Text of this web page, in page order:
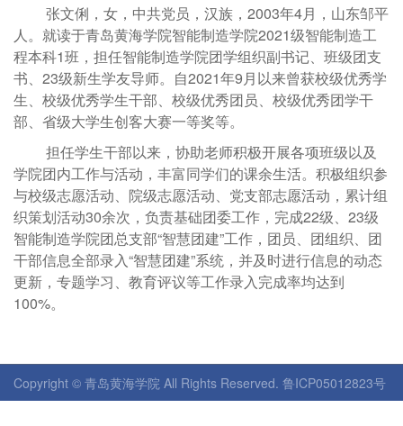
张文俐，女，中共党员，汉族，2003年4月，山东邹平
人。就读于青岛黄海学院智能制造学院2021级智能制造工
程本科1班，担任智能制造学院团学组织副书记、班级团支
书、23级新生学友导师。自2021年9月以来曾获校级优秀学
生、校级优秀学生干部、校级优秀团员、校级优秀团学干
部、省级大学生创客大赛一等奖等。
担任学生干部以来，协助老师积极开展各项班级以及
学院团内工作与活动，丰富同学们的课余生活。积极组织参
与校级志愿活动、院级志愿活动、党支部志愿活动，累计组
织策划活动30余次，负责基础团委工作，完成22级、23级
智能制造学院团总支部“智慧团建”工作，团员、团组织、团
干部信息全部录入“智慧团建”系统，并及时进行信息的动态
更新，专题学习、教育评议等工作录入完成率均达到
100%。
Copyright © 青岛黄海学院 All Rights Reserved. 鲁ICP05012823号